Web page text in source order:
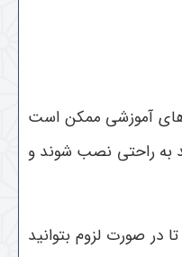
آموزشی ممکن است
به راحتی نصب شوند و
در صورت لزوم بتوانید